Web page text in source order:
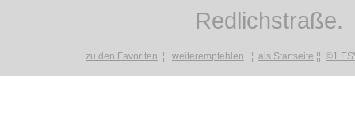
Redlichstraße.
zu den Favoriten ¦¦ weiterempfehlen ¦¦ als Startseite ¦¦